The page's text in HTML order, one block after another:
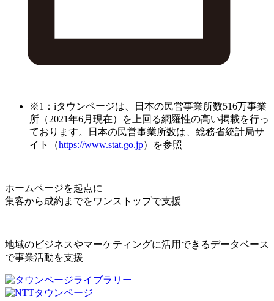
※1：iタウンページは、日本の民営事業所数516万事業
所（2021年6月現在）を上回る網羅性の高い掲載を行っ
ております。日本の民営事業所数は、総務省統計局サ
イト（https://www.stat.go.jp）を参照
ホームページを起点に
集客から成約までをワンストップで支援
地域のビジネスやマーケティングに活用できるデータベース
で事業活動を支援